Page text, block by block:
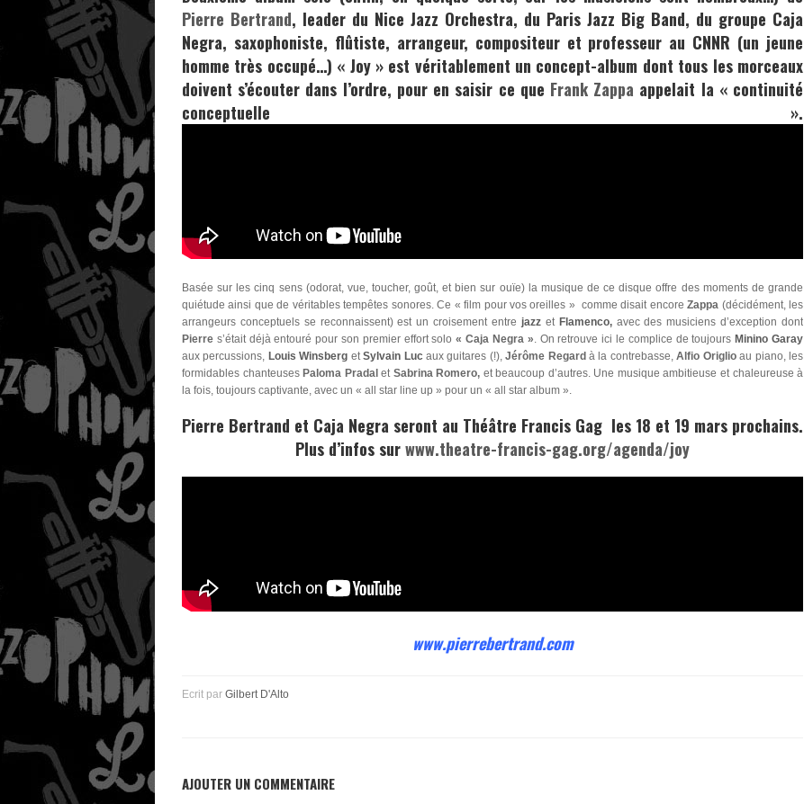
Pierre Bertrand, leader du Nice Jazz Orchestra, du Paris Jazz Big Band, du groupe Caja
Negra, saxophoniste, flûtiste, arrangeur, compositeur et professeur au CNNR (un jeune
homme très occupé…) « Joy »est véritablement un concept-album dont tous les morceaux
doivent s’écouter dans l’ordre, pour en saisir ce que Frank Zappa appelait la « continuité
conceptuelle ».
Basée sur les cinq sens (odorat, vue, toucher, goût, et bien sur ouïe) la musique de ce disque offre des moments de grande
quiétude ainsi que de véritables tempêtes sonores. Ce « film pour vos oreilles » comme disait encoreZappa (décidément, les
arrangeurs conceptuels se reconnaissent) est un croisement entre jazz et Flamenco,avec des musiciens d’exception dont
Pierre s’était déjà entouré pour son premier effort solo « Caja Negra ». On retrouve ici le complice de toujours Minino Garay
aux percussions, Louis Winsberg etSylvain Luc aux guitares (!),Jérôme Regard à la contrebasse,Alfio Origlioau piano, les
formidables chanteuses Paloma Pradal etSabrina Romero, et beaucoup d’autres. Une musique ambitieuse et chaleureuse à
la fois, toujours captivante, avec un « all star line up » pour un « all star album ».
Pierre Bertrand et Caja Negra seront au Théâtre Francis Gag les 18 et 19 mars prochains.
Plus d’infos surwww.theatre-francis-gag.org/agenda/joy
www.pierrebertrand.com
Ecrit par Gilbert D'Alto
AJOUTER UN COMMENTAIRE